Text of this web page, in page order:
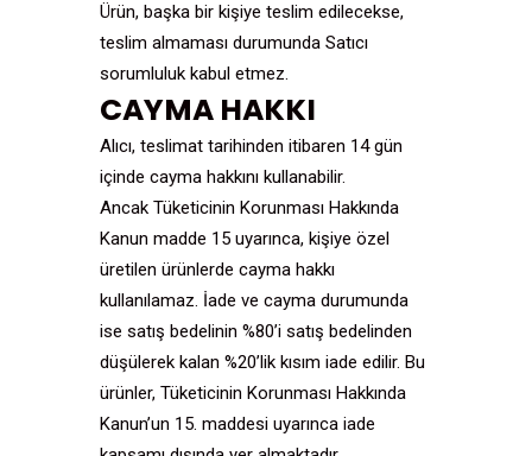
Ürün, başka bir kişiye teslim edilecekse,
teslim almaması durumunda Satıcı
sorumluluk kabul etmez.
CAYMA HAKKI
Alıcı, teslimat tarihinden itibaren 14 gün
içinde cayma hakkını kullanabilir.
Ancak Tüketicinin Korunması Hakkında
Kanun madde 15 uyarınca, kişiye özel
üretilen ürünlerde cayma hakkı
kullanılamaz. İade ve cayma durumunda
ise satış bedelinin %80’i satış bedelinden
düşülerek kalan %20’lik kısım iade edilir. Bu
ürünler, Tüketicinin Korunması Hakkında
Kanun’un 15. maddesi uyarınca iade